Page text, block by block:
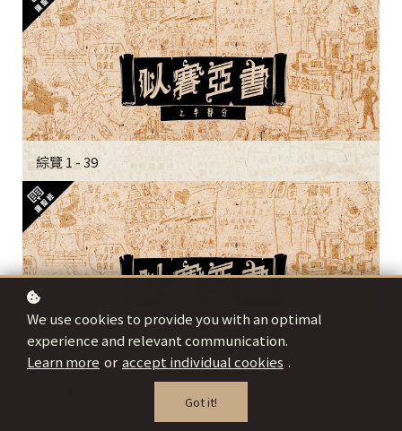
綜覽 1 - 39
綜覽 40 - 66
We use cookies to provide you with an optimal
experience and relevant communication.
Learn more or accept individual cookies .
Got it!